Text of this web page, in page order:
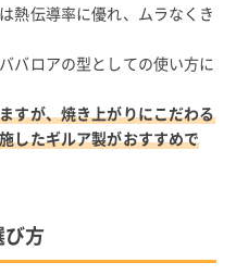
熱伝導率に優れ、ムラなくき
バロアの型としての使い方に
すが、焼き上がりにこだわる
したギルア製がおすすめで
方